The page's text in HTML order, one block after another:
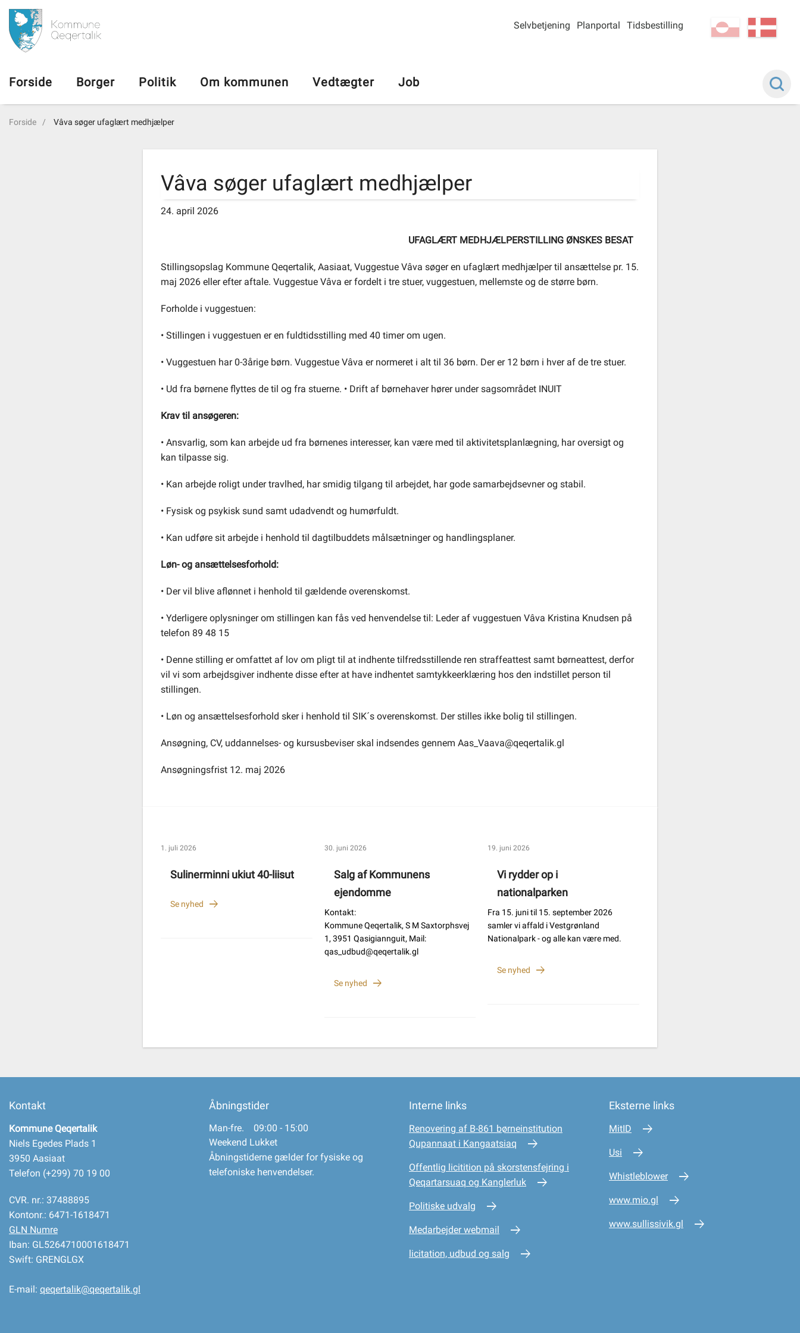
kl-GL
Selvbetjening Planportal Tidsbestilling
Forside Borger Politik Om kommunen Vedtægter Job
Forside Vâva søger ufaglært medhjælper
Vâva søger ufaglært medhjælper
24. april 2026
UFAGLÆRT MEDHJÆLPERSTILLING ØNSKES BESAT
Stillingsopslag Kommune Qeqertalik, Aasiaat, Vuggestue Vâva søger en ufaglært medhjælper til ansættelse pr. 15.
maj 2026 eller efter aftale. Vuggestue Vâva er fordelt i tre stuer, vuggestuen, mellemste og de større børn.
Forholde i vuggestuen:
• Stillingen i vuggestuen er en fuldtidsstilling med 40 timer om ugen.
• Vuggestuen har 0-3årige børn. Vuggestue Vâva er normeret i alt til 36 børn. Der er 12 børn i hver af de tre stuer.
• Ud fra børnene flyttes de til og fra stuerne. • Drift af børnehaver hører under sagsområdet INUIT
Krav til ansøgeren:
• Ansvarlig, som kan arbejde ud fra børnenes interesser, kan være med til aktivitetsplanlægning, har oversigt og
kan tilpasse sig.
• Kan arbejde roligt under travlhed, har smidig tilgang til arbejdet, har gode samarbejdsevner og stabil.
• Fysisk og psykisk sund samt udadvendt og humørfuldt.
• Kan udføre sit arbejde i henhold til dagtilbuddets målsætninger og handlingsplaner.
Løn- og ansættelsesforhold:
• Der vil blive aflønnet i henhold til gældende overenskomst.
• Yderligere oplysninger om stillingen kan fås ved henvendelse til: Leder af vuggestuen Vâva Kristina Knudsen på
telefon 89 48 15
• Denne stilling er omfattet af lov om pligt til at indhente tilfredsstillende ren straffeattest samt børneattest, derfor
vil vi som arbejdsgiver indhente disse efter at have indhentet samtykkeerklæring hos den indstillet person til
stillingen.
• Løn og ansættelsesforhold sker i henhold til SIK´s overenskomst. Der stilles ikke bolig til stillingen.
Ansøgning, CV, uddannelses- og kursusbeviser skal indsendes gennem Aas_Vaava@qeqertalik.gl
Ansøgningsfrist 12. maj 2026
1. juli 2026
Sulinerminni ukiut 40-liisut
Se nyhed
30. juni 2026
Salg af Kommunens
ejendomme
Kontakt:
Kommune Qeqertalik, S M Saxtorphsvej
1, 3951 Qasigiannguit, Mail:
qas_udbud@qeqertalik.gl
Se nyhed
19. juni 2026
Vi rydder op i
nationalparken
Fra 15. juni til 15. september 2026
samler vi affald i Vestgrønland
Nationalpark - og alle kan være med.
Se nyhed
Kontakt
Kommune Qeqertalik
Niels Egedes Plads 1
3950 Aasiaat
Telefon (+299) 70 19 00
CVR. nr.: 37488895
Kontonr.: 6471-1618471
GLN Numre
Iban: GL5264710001618471
Swift: GRENGLGX
E-mail: qeqertalik@qeqertalik.gl
Åbningstider
Man-fre. 09:00 - 15:00
Weekend Lukket
Åbningstiderne gælder for fysiske og
telefoniske henvendelser.
Interne links
Renovering af B-861 børneinstitution
Qupannaat i Kangaatsiaq
Offentlig licitition på skorstensfejring i
Qeqartarsuaq og Kanglerluk
Politiske udvalg
Medarbejder webmail
licitation, udbud og salg
Eksterne links
MitID
Usi
Whistleblower
www.mio.gl
www.sullissivik.gl